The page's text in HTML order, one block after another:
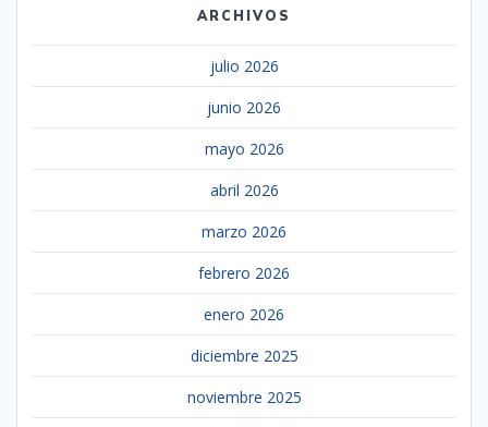
ARCHIVOS
julio 2026
junio 2026
mayo 2026
abril 2026
marzo 2026
febrero 2026
enero 2026
diciembre 2025
noviembre 2025